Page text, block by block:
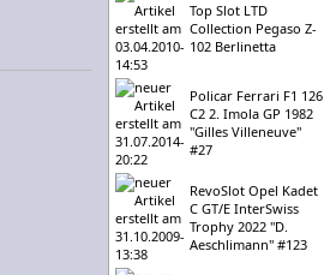
Top Slot LTD
Collection Pegaso Z-
102 Berlinetta
Policar Ferrari F1 126
C2 2. Imola GP 1982
"Gilles Villeneuve"
#27
RevoSlot Opel Kadet
C GT/E InterSwiss
Trophy 2022 "D.
Aeschlimann" #123